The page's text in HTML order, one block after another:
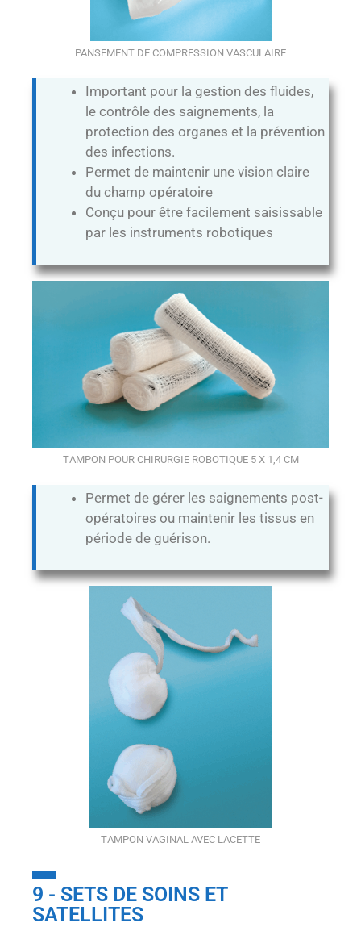
PANSEMENT DE COMPRESSION VASCULAIRE
Important pour la gestion des fluides,
le contrôle des saignements, la
protection des organes et la prévention
des infections.
Permet de maintenir une vision claire
du champ opératoire
Conçu pour être facilement saisissable
par les instruments robotiques
TAMPON POUR CHIRURGIE ROBOTIQUE 5 X 1,4 CM
Permet de gérer les saignements post-
opératoires ou maintenir les tissus en
période de guérison.
TAMPON VAGINAL AVEC LACETTE
9 - SETS DE SOINS ET
SATELLITES